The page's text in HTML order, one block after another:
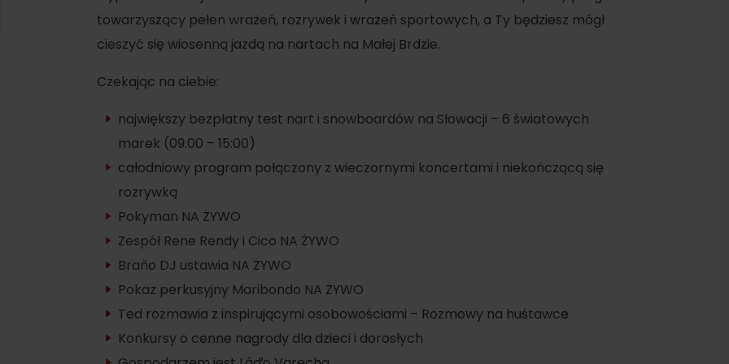
CENTRÓW INFORMACYJNYCH
Program dla pracowników
Obiekty konferencyjne
Teambuildingy
Lato z Korýtkiem 2026
Narciarstwo biegowe
Turystyka w zimie
Wybierz rodzaj doświadczenia
Wellness i spa
Atrakcje wodne
Historia i kultura
towarzyszący pełen wrażeń, rozrywek i wrażeń sportowych, a Ty będziesz mógł
cieszyć się wiosenną jazdą na nartach na Małej Brdzie.
Czekając na ciebie:
największy bezpłatny test nart i snowboardów na Słowacji – 6 światowych
marek (09:00 – 15:00)
całodniowy program połączony z wieczornymi koncertami i niekończącą się
rozrywką
Pokyman NA ŻYWO
Zespół Rene Rendy i Cico NA ŻYWO
Braňo DJ ustawia NA ŻYWO
Pokaz perkusyjny Maribondo NA ŻYWO
Ted rozmawia z inspirującymi osobowościami – Rozmowy na huśtawce
Konkursy o cenne nagrody dla dzieci i dorosłych